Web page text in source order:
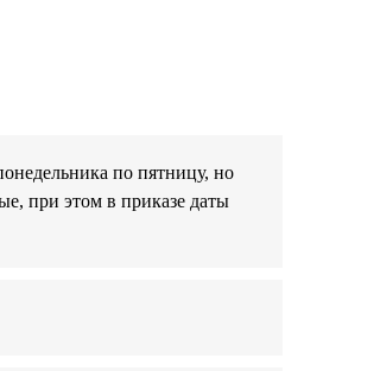
по пятницу, но
при этом в приказе даты